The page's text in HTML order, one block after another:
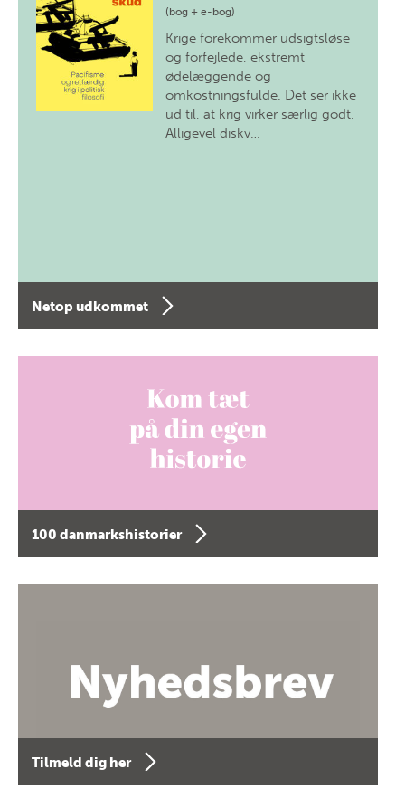
(bog + e-bog)
Krige forekommer udsigtsløse
og forfejlede, ekstremt
ødelæggende og
omkostningsfulde. Det ser ikke
ud til, at krig virker særlig godt.
Alligevel diskv…
Netop udkommet
100 danmarkshistorier
Tilmeld dig her